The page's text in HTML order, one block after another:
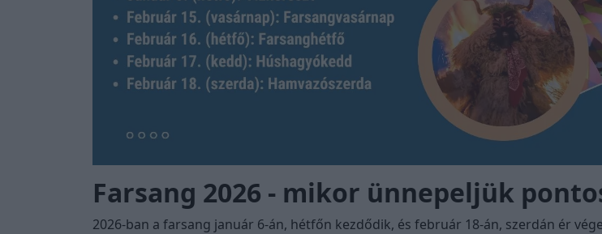
Farsang 2026 - mikor ünnepeljük
2026-ban a farsang január 6-án, hétfőn kezdődik, és február 18-án, szerdán ér